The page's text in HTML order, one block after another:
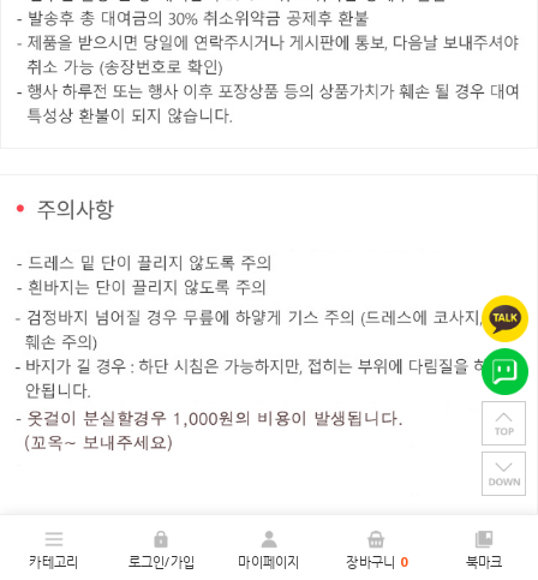
카테고리 로그인/가입 마이페이지 장바구니 0 북마크